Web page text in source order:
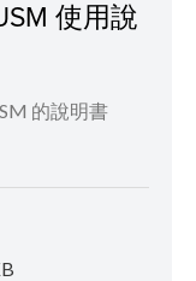
使用說
的說明書